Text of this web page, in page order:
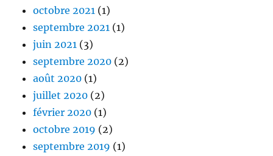
octobre 2021 (1)
septembre 2021 (1)
juin 2021 (3)
septembre 2020 (2)
août 2020 (1)
juillet 2020 (2)
février 2020 (1)
octobre 2019 (2)
septembre 2019 (1)